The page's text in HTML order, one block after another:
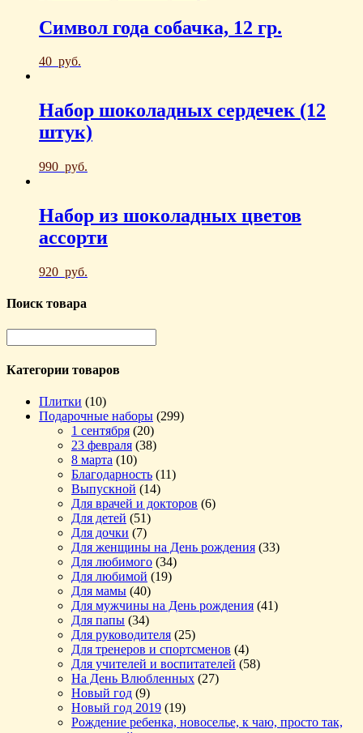
Символ года собачка, 12 гр.
40 руб.
Набор шоколадных сердечек (12
штук)
990 руб.
Набор из шоколадных цветов
ассорти
920 руб.
Поиск товара
Категории товаров
Плитки (10)
Подарочные наборы (299)
1 сентября (20)
23 февраля (38)
8 марта (10)
Благодарность (11)
Выпускной (14)
Для врачей и докторов (6)
Для детей (51)
Для дочки (7)
Для женщины на День рождения (33)
Для любимого (34)
Для любимой (19)
Для мамы (40)
Для мужчины на День рождения (41)
Для папы (34)
Для руководителя (25)
Для тренеров и спортсменов (4)
Для учителей и воспитателей (58)
На День Влюбленных (27)
Новый год (9)
Новый год 2019 (19)
Рождение ребенка, новоселье, к чаю, просто так,